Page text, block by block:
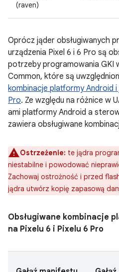
(raven)
Oprócz jąder obsługiwanych
urządzenia Pixel 6 i 6 Pro są
potrzeby programowania GKI
Common, które są
kombinacje platformy Android i
Pro. Ze względu na różnice w
ami platformy Android a
zawiera obsługiwane
Ostrzeżenie: te jądra
niestabilne i powodować
Zachowaj ostrożność i przed
jądra utwórz kopię zapasową
Obsługiwane kombinacje
na Pixelu 6 i Pixelu 6 Pro